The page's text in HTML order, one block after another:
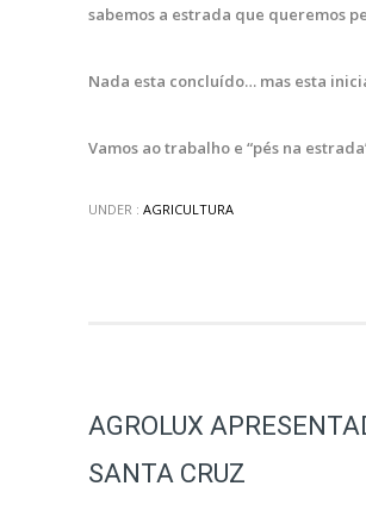
sabemos a estrada que queremos
Nada esta concluído… mas esta
Vamos ao trabalho e “pés na
UNDER : AGRICULTURA
AGROLUX
SANTA CRUZ